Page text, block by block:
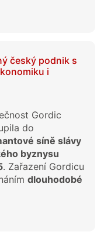
český podnik s
i
Gordic
do
síně slávy
byznysu
. Zařazení Gordicu
dlouhodobé